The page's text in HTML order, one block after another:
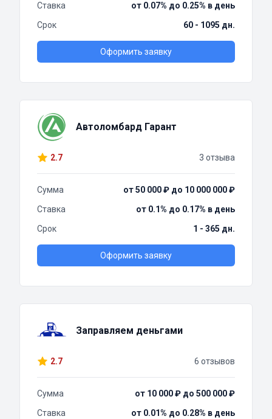
Ставка
от 0.07% до 0.25% в день
Срок
60 - 1095 дн.
Оформить заявку
Автоломбард Гарант
2.7 3 отзыва
Сумма
от 50 000 ₽ до 10 000 000 ₽
Ставка
от 0.1% до 0.17% в день
Срок
1 - 365 дн.
Оформить заявку
Заправляем деньгами
2.7 6 отзывов
Сумма
от 10 000 ₽ до 500 000 ₽
Ставка
от 0.01% до 0.28% в день